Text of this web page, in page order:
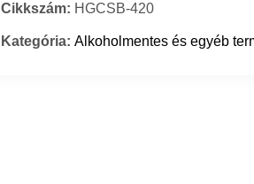
Cikkszám: HGCSB-420
Kategória:Alkoholmentes és egyéb